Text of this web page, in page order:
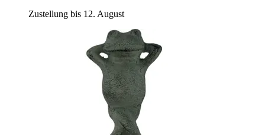
Zustellung bis 12. August